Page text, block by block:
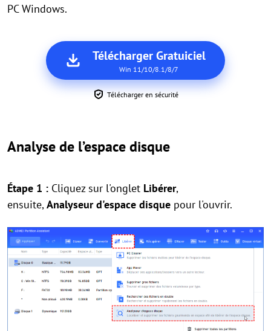
PC Windows.
Télécharger Gratuiciel
Win 11/10/8.1/8/7
Télécharger en sécurité
Analyse de l’espace disque
Étape 1 : Cliquez sur l'onglet Libérer,
ensuite,Analyseur d'espace disque pour l'ouvrir.